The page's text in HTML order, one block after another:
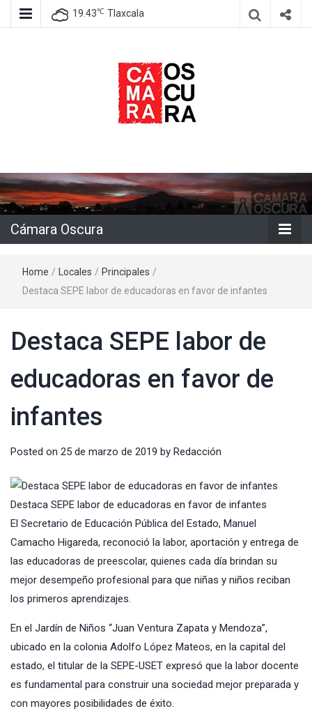
19.43℃ Tlaxcala
Cámara
Oscura
Cámara Oscura
Home / Locales / Principales /
Destaca SEPE labor de educadoras en favor de infantes
Destaca SEPE labor de
educadoras en favor de
infantes
Posted on 25 de marzo de 2019 by Redacción
Destaca SEPE labor de educadoras en favor de infantes
El Secretario de Educación Pública del Estado, Manuel
Camacho Higareda, reconoció la labor, aportación y entrega de
las educadoras de preescolar, quienes cada día brindan su
mejor desempeño profesional para que niñas y niños reciban
los primeros aprendizajes.
En el Jardín de Niños “Juan Ventura Zapata y Mendoza”,
ubicado en la colonia Adolfo López Mateos, en la capital del
estado, el titular de la SEPE-USET expresó que la labor docente
es fundamental para construir una sociedad mejor preparada y
con mayores posibilidades de éxito.